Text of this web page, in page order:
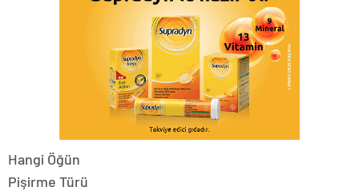
Hangi Öğün
Pişirme Türü